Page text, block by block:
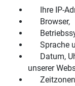
Ihre IP-
Browser,
Sprache
Datum,
unserer